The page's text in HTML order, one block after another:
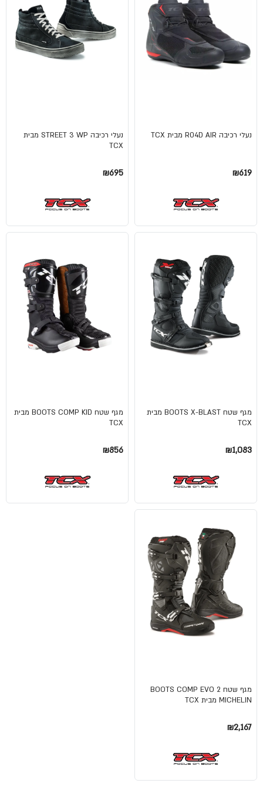
נעלי רכיבה R04D AIR מבית TCX
₪619
נעלי רכיבה STREET 3 WP מבית
TCX
₪695
מגף שטח BOOTS X-BLAST מבית
TCX
₪1,083
מגף שטח BOOTS COMP KID מבית
TCX
₪856
מגף שטח BOOTS COMP EVO 2
MICHELIN מבית TCX
₪2,167